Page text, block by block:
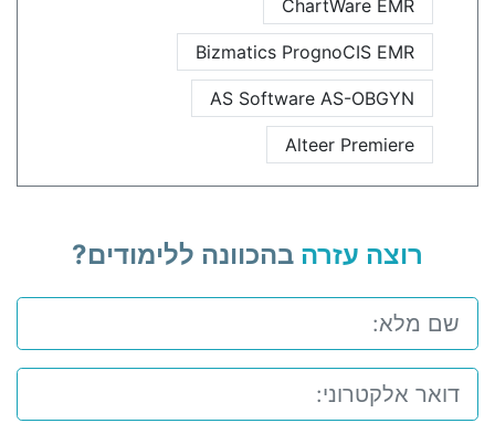
ChartWare EMR
Bizmatics PrognoCIS EMR
AS Software AS-OBGYN
Alteer Premiere
רוצה עזרה בהכוונה ללימודים?